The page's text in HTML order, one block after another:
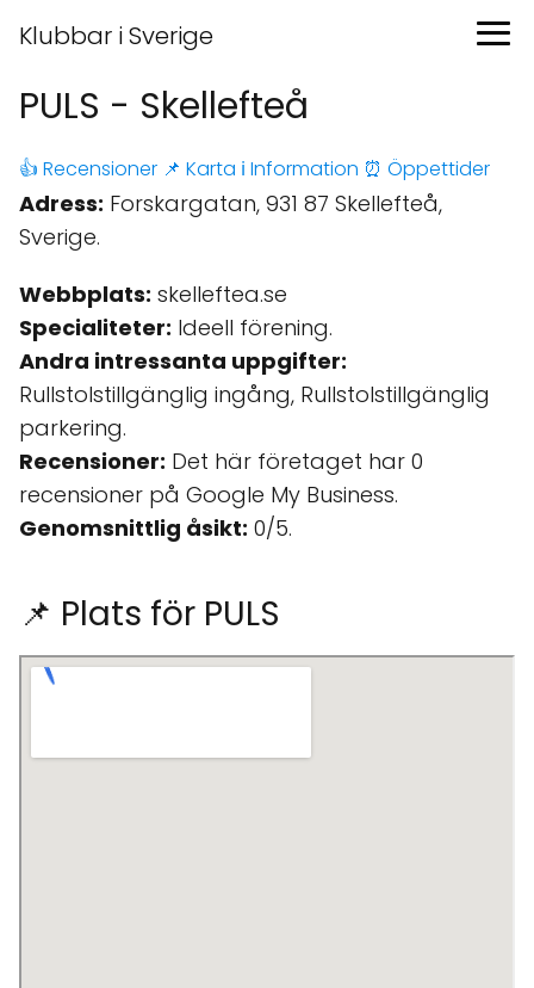
Klubbar i Sverige
PULS - Skellefteå
👍 Recensioner 📌 Karta ℹ️ Information ⏰ Öppettider
Adress: Forskargatan, 931 87 Skellefteå,
Sverige.
Webbplats: skelleftea.se
Specialiteter: Ideell förening.
Andra intressanta uppgifter:
Rullstolstillgänglig ingång, Rullstolstillgänglig
parkering.
Recensioner: Det här företaget har 0
recensioner på Google My Business.
Genomsnittlig åsikt: 0/5.
📌 Plats för PULS